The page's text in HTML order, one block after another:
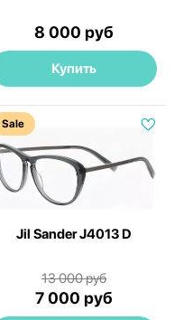
8 000 руб
Купить
Sale
Jil Sander J4013 D
13 000 руб
7 000 руб